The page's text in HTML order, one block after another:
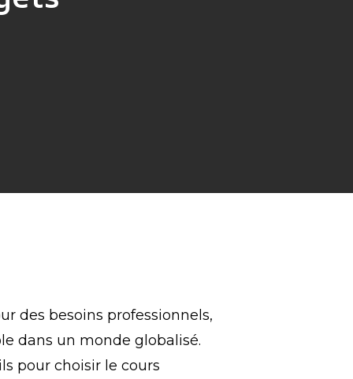
des besoins professionnels,
dans un monde globalisé.
pour choisir le cours